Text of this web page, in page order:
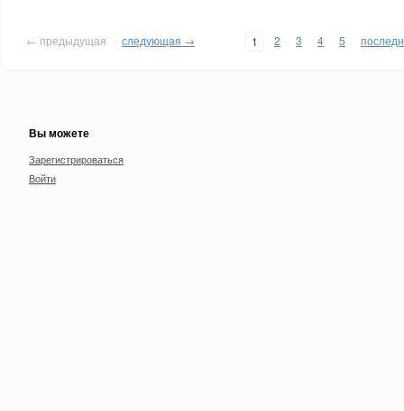
← предыдущая следующая → 1 2 3 4 5
Вы можете
Зарегистрироваться
Войти